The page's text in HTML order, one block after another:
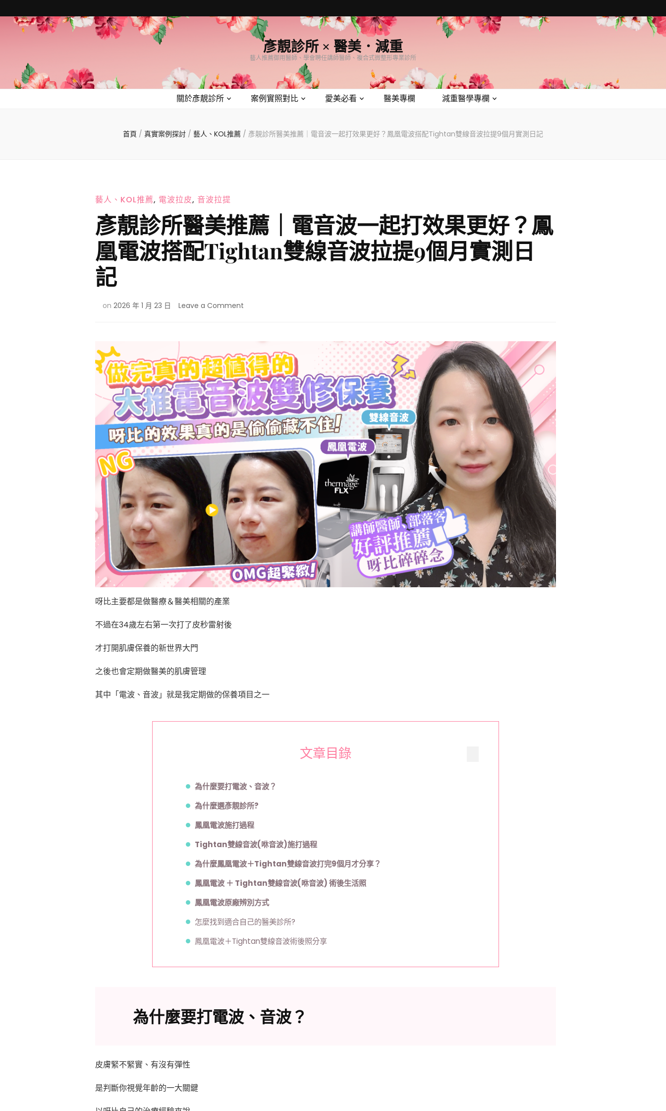
彥靚診所 × 醫美．減重
藝人推薦御用醫師、學會聘任講師醫師、複合式微整形專業診所
關於彥靚診所 案例實照對比 愛美必看 醫美專欄 減重醫學專欄
首頁 / 真實案例探討 / 藝人、KOL推薦 / 彥靚診所醫美推薦｜電音波一起打效果更好？鳳凰電波搭配Tightan雙線音波拉提9個月實測日記
藝人、KOL推薦, 電波拉皮, 音波拉提
彥靚診所醫美推薦｜電音波一起打效果更好？鳳
凰電波搭配Tightan雙線音波拉提9個月實測日
記
on 2026 年 1 月 23 日 Leave a Comment
醫
美
推
薦
｜
電
音
波
一
起
打
效
更
好？
鳳
凰
電
波
搭
配
Tightan
雙
測
日
呀比主要都是做醫療＆醫美相關的產業
不過在34歲左右第一次打了皮秒雷射後
才打開肌膚保養的新世界大門
之後也會定期做醫美的肌膚管理
其中「電波、音波」就是我定期做的保養項目之一
文章目錄
為什麼要打電波、音波？
為什麼選彥靚診所?
鳳凰電波施打過程
Tightan雙線音波(咻音波)施打過程
為什麼鳳凰電波＋Tightan雙線音波打完9個月才分享？
鳳凰電波 ＋ Tightan雙線音波(咻音波) 術後生活照
鳳凰電波原廠辨別方式
怎麼找到適合自己的醫美診所?
鳳凰電波＋Tightan雙線音波術後照分享
為什麼要打電波、音波？
皮膚緊不緊實、有沒有彈性
是判斷你視覺年齡的一大關鍵